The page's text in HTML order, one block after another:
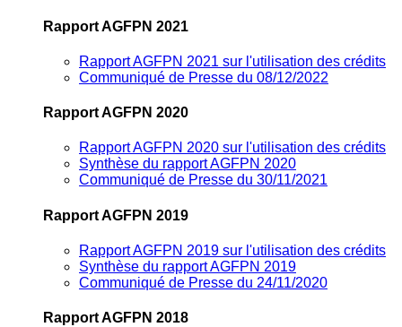
Rapport AGFPN 2021
Rapport AGFPN 2021 sur l'utilisation des crédits
Communiqué de Presse du 08/12/2022
Rapport AGFPN 2020
Rapport AGFPN 2020 sur l'utilisation des crédits
Synthèse du rapport AGFPN 2020
Communiqué de Presse du 30/11/2021
Rapport AGFPN 2019
Rapport AGFPN 2019 sur l'utilisation des crédits
Synthèse du rapport AGFPN 2019
Communiqué de Presse du 24/11/2020
Rapport AGFPN 2018